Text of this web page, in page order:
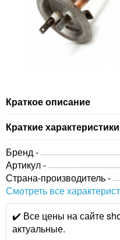
Краткое описание
Краткие характеристики
Бренд -
Артикул -
Страна-производитель -
Смотреть все
✔️ Все цены на сайте
актуальные.